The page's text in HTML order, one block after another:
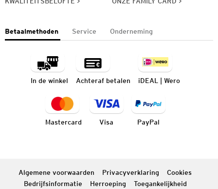
Betaalmethoden Service Onderneming
In de winkel Achteraf betalen iDEAL | Wero
Mastercard Visa PayPal
Algemene voorwaarden Privacyverklaring
Cookies
Bedrijfsinformatie
Herroeping Toegankelijkheid